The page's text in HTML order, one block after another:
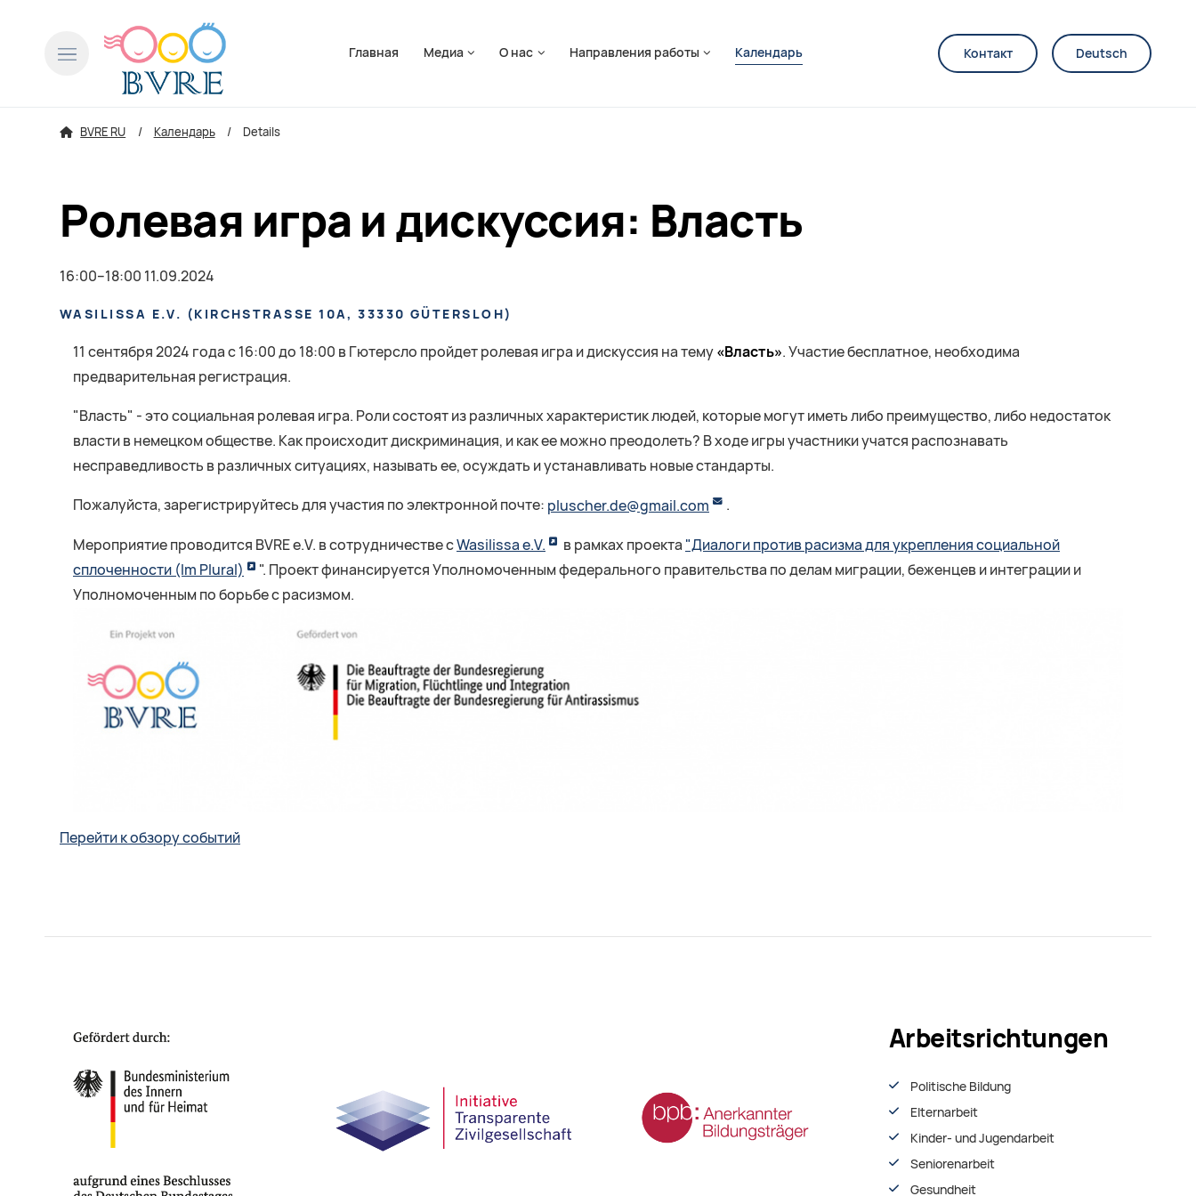
Главная
Медиа О нас Направления работы Календарь Контакт Deutsch
BVRE RU Календарь Details
Ролевая игра и дискуссия: Власть
16:00–18:00 11.09.2024
WASILISSA E.V. (KIRCHSTRASSE 10A, 33330 GÜTERSLOH )
11 сентября 2024 года с 16:00 до 18:00 в Гютерсло пройдет ролевая игра и дискуссия на тему«Власть». Участие бесплатное, необходима
предварительная регистрация.
"Власть" - это социальная ролевая игра. Роли состоят из различных характеристик людей, которые могут иметь либо преимущество, либо недостаток
власти в немецком обществе. Как происходит дискриминация, и как ее можно преодолеть? В ходе игры участники учатся распознавать
несправедливость в различных ситуациях, называть ее, осуждать и устанавливать новые стандарты.
Пожалуйста, зарегистрируйтесь для участия по электронной почте: pluscher.de@gmail.com .
Мероприятие проводится BVRE e.V. в сотрудничестве сWasilissa e.V. в рамках проекта "Диалоги против расизма для укрепления социальной
сплоченности (Im Plural)
". Проект финансируется Уполномоченным федерального правительства по делам миграции, беженцев и интеграции и
Уполномоченным по борьбе с расизмом.
Перейти к обзору событий
Arbeitsrichtungen
Politische Bildung
Elternarbeit
Kinder- und Jugendarbeit
Seniorenarbeit
Gesundheit